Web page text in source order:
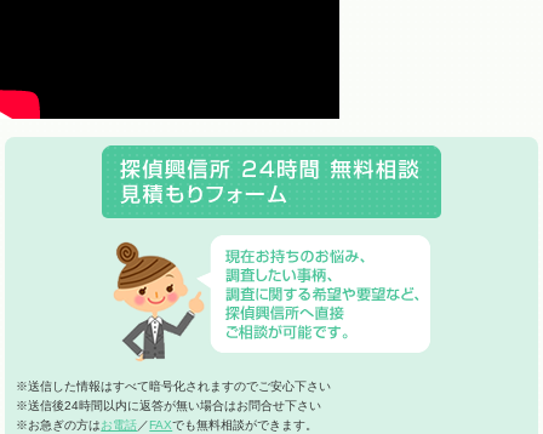
※送信した情報はすべて暗号化されますのでご安心下さい
※送信後24時間以内に返答が無い場合はお問合せ下さい
※お急ぎの方はお電話／FAXでも無料相談ができます。